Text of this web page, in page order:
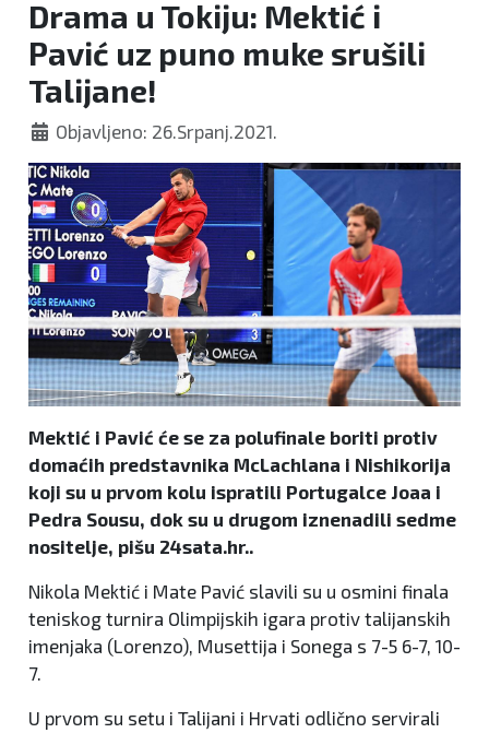
Drama u Tokiju: Mektić i
Pavić uz puno muke srušili
Talijane!
Objavljeno: 26.Srpanj.2021.
Mektić i Pavić će se za polufinale boriti protiv
domaćih predstavnika McLachlana i Nishikorija
koji su u prvom kolu ispratili Portugalce Joaa i
Pedra Sousu, dok su u drugom iznenadili sedme
nositelje, pišu 24sata.hr..
Nikola Mektić i Mate Pavić slavili su u osmini finala
teniskog turnira Olimpijskih igara protiv talijanskih
imenjaka (Lorenzo), Musettija i Sonega s 7-5 6-7, 10-
7.
U prvom su setu i Talijani i Hrvati odlično servirali